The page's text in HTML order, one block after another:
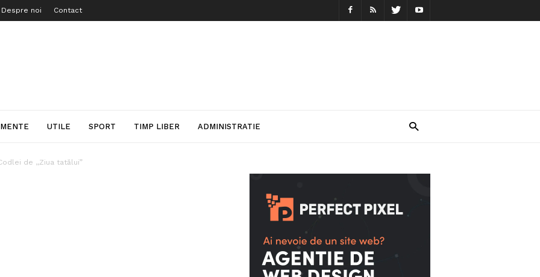
Despre noi Contact
UTILE SPORT TIMP LIBER ADMINISTRATIE
de ,,Ziua tatălui”